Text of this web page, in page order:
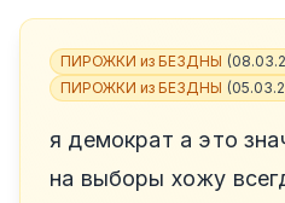
ПИРОЖКИ из БЕЗДНЫ (
ПИРОЖКИ из БЕЗДНЫ (
я демократ а это
на выборы хожу